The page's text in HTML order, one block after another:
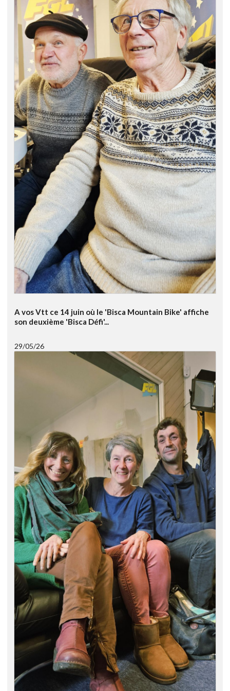
A vos Vtt ce 14 juin où le 'Bisca Mountain Bike' affiche
son deuxième 'Bisca Défi'...
29/05/26